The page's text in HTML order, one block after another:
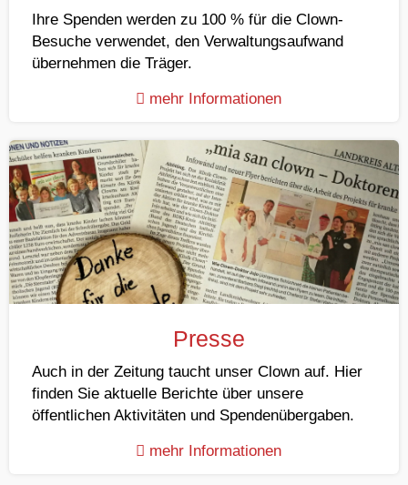
Ihre Spenden werden zu 100 % für die Clown-
Besuche verwendet, den Verwaltungsaufwand
übernehmen die Träger.
mehr Informationen
Presse
Auch in der Zeitung taucht unser Clown auf. Hier
finden Sie aktuelle Berichte über unsere
öffentlichen Aktivitäten und Spendenübergaben.
mehr Informationen